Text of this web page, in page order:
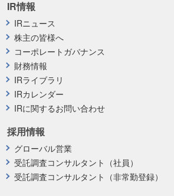
採用情報
グローバル営業
受託調査コンサルタント（社員）
受託調査コンサルタント（非常勤登録）
IR情報
IRニュース
株主の皆様へ
コーポレートガバナンス
財務情報
IRライブラリ
IRカレンダー
IRに関するお問い合わせ